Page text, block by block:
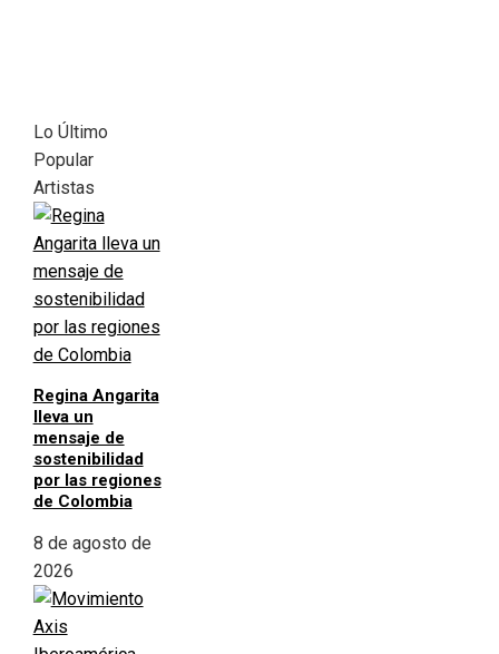
Lo Último
Popular
Artistas
Regina Angarita
lleva un
mensaje de
sostenibilidad
por las regiones
de Colombia
8 de agosto de
2026